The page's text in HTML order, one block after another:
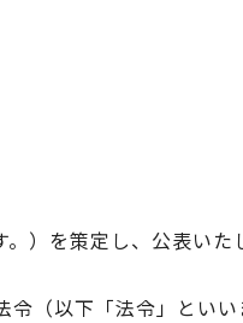
）を策定し、公表いた
以下「法令」とい